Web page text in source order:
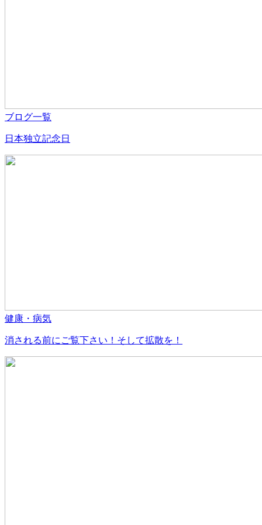
ブログ一覧
日本独立記念日
健康・病気
消される前にご覧下さい！そして拡散を！